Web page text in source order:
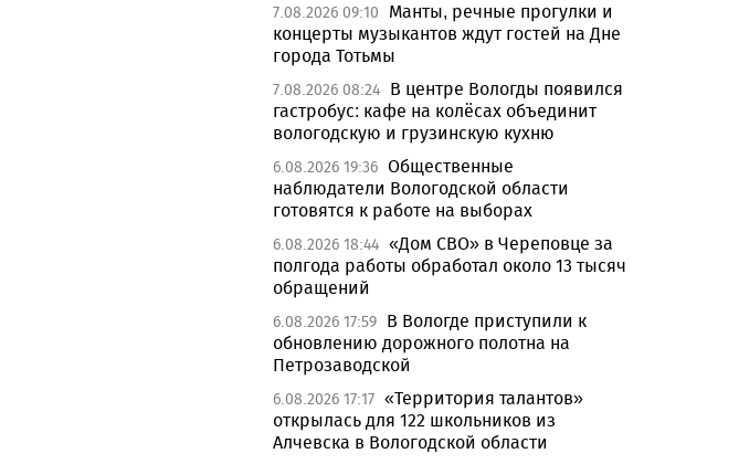
7.08.2026 09:10
Манты, речные прогулки и
концерты музыкантов ждут гостей на Дне
города Тотьмы
7.08.2026 08:24 В центре Вологды появился
гастробус: кафе на колёсах объединит
вологодскую и грузинскую кухню
6.08.2026 19:36 Общественные
наблюдатели Вологодской области
готовятся к работе на выборах
6.08.2026 18:44 «Дом СВО» в Череповце за
полгода работы обработал около 13 тысяч
обращений
6.08.2026 17:59 В Вологде приступили к
обновлению дорожного полотна на
Петрозаводской
6.08.2026 17:17 «Территория талантов»
открылась для 122 школьников из
Алчевска в Вологодской области